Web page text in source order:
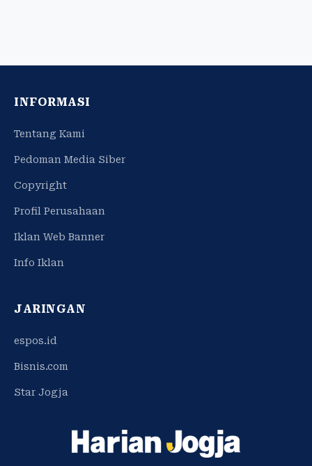
INFORMASI
Tentang Kami
Pedoman Media Siber
Copyright
Profil Perusahaan
Iklan Web Banner
Info Iklan
JARINGAN
espos.id
Bisnis.com
Star Jogja